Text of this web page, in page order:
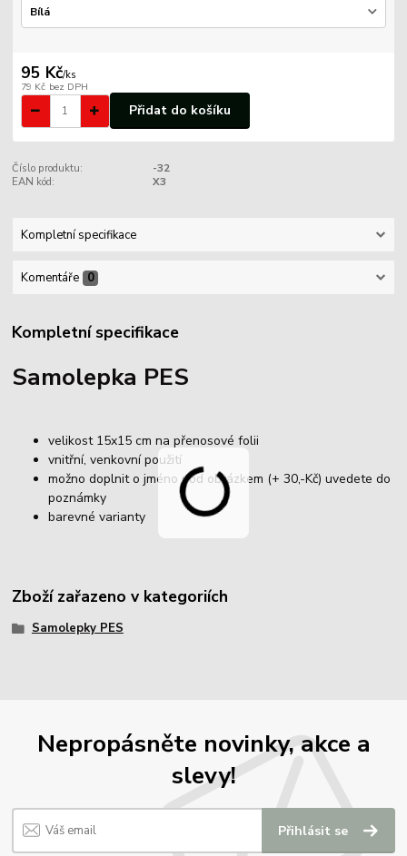
95 Kč/ks
79 Kč bez DPH
Přidat do košíku
Číslo produktu:
-32
EAN kód:
X3
Kompletní specifikace
Komentáře 0
Kompletní specifikace
Samolepka PES
velikost 15x15 cm na přenosové folii
vnitřní, venkovní použití
možno doplnit o jméno pod obrázkem (+ 30,-Kč) uvedete do
poznámky
barevné varianty
Zboží zařazeno v kategoriích
Samolepky PES
Nepropásněte novinky, akce a
slevy!
Přihlásit se